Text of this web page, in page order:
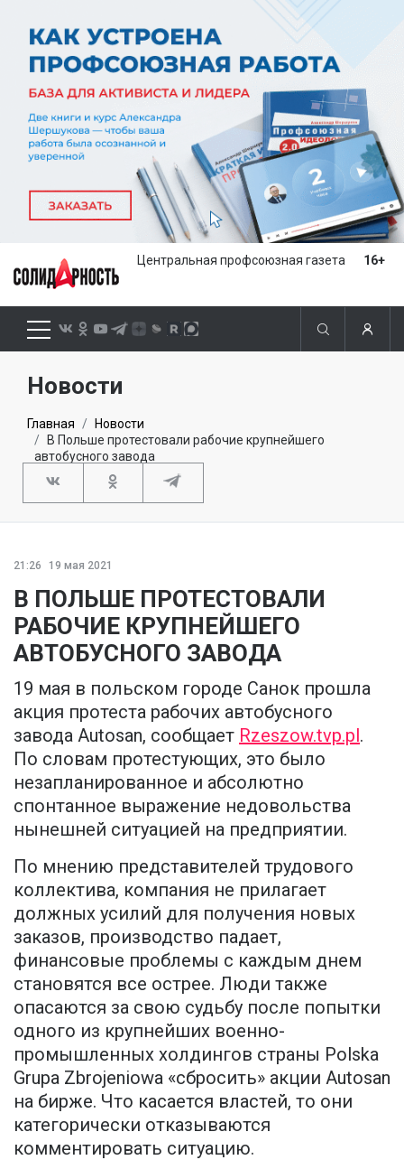
Центральная профсоюзная газета 16+
Новости
Главная
Новости
В Польше протестовали рабочие крупнейшего
автобусного завода
21:26 19 мая 2021
В ПОЛЬШЕ ПРОТЕСТОВАЛИ
РАБОЧИЕ КРУПНЕЙШЕГО
АВТОБУСНОГО ЗАВОДА
19 мая в польском городе Санок прошла
акция протеста рабочих автобусного
завода Autosan, сообщает Rzeszow.tvp.pl.
По словам протестующих, это было
незапланированное и абсолютно
спонтанное выражение недовольства
нынешней ситуацией на предприятии.
По мнению представителей трудового
коллектива, компания не прилагает
должных усилий для получения новых
заказов, производство падает,
финансовые проблемы с каждым днем
становятся все острее. Люди также
опасаются за свою судьбу после попытки
одного из крупнейших военно-
промышленных холдингов страны Polska
Grupa Zbrojeniowa «сбросить» акции Autosan
на бирже. Что касается властей, то они
категорически отказываются
комментировать ситуацию.